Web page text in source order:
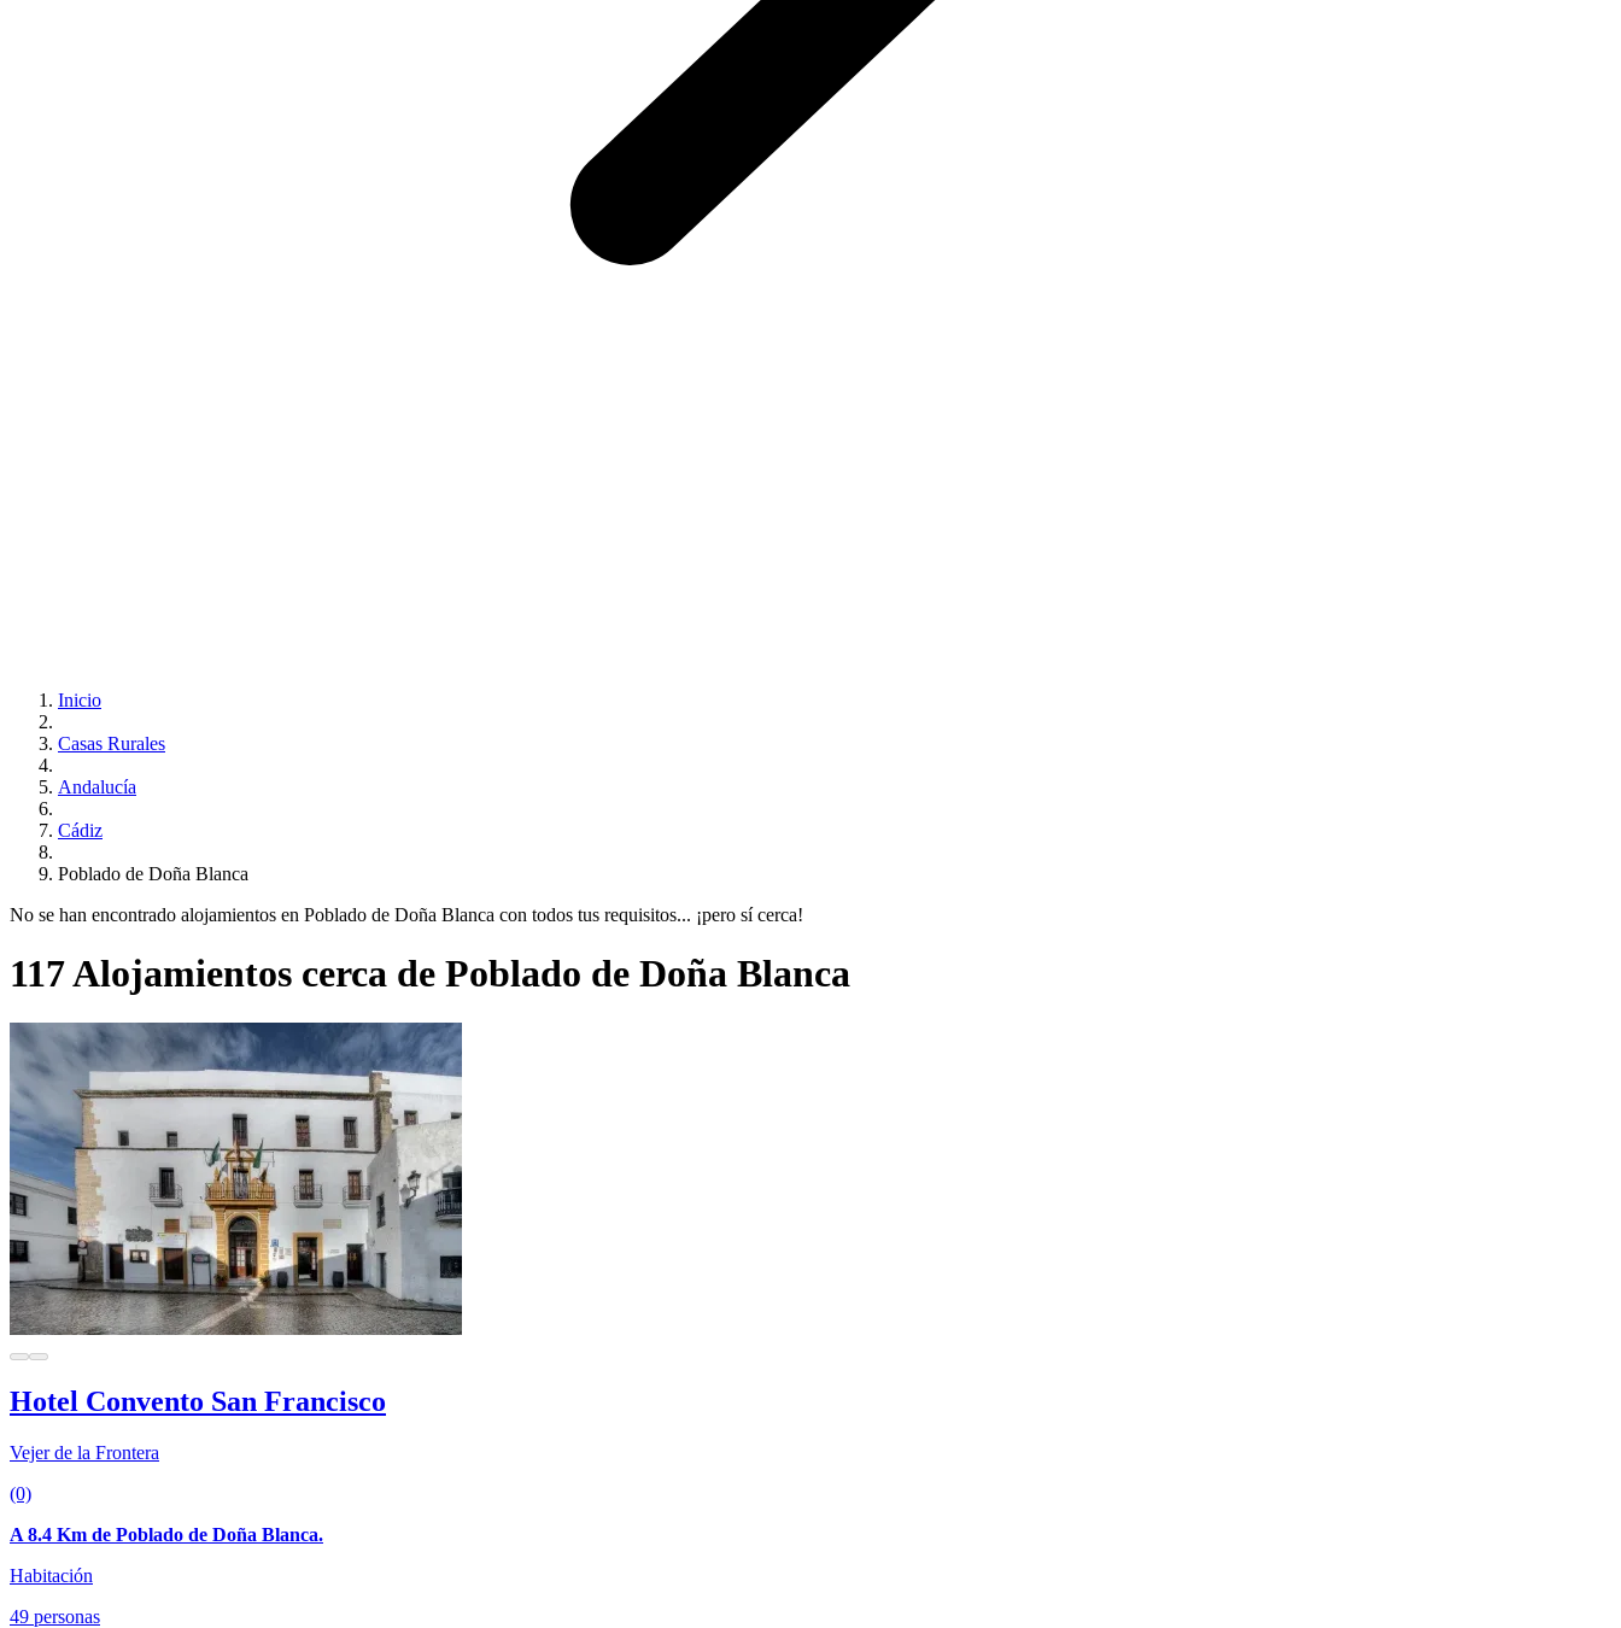
Inicio
Casas Rurales
Andalucía
Cádiz
Poblado de Doña Blanca
No se han encontrado alojamientos en Poblado de Doña Blanca con todos tus requisitos... ¡pero sí cerca!
117 Alojamientos cerca de Poblado de Doña Blanca
Hotel Convento San Francisco
Vejer de la Frontera
(0)
A 8.4 Km de Poblado de Doña Blanca.
Habitación
49 personas